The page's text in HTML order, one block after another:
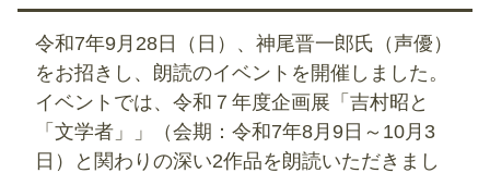
令和7年9月28日（日）、神尾晋一郎氏（声優）
をお招きし、朗読のイベントを開催しました。
イベントでは、令和７年度企画展「吉村昭と
「文学者」」（会期：令和7年8月9日～10月3
日）と関わりの深い2作品を朗読いただきまし